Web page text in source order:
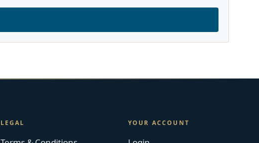
LEGAL YOUR ACCOUNT